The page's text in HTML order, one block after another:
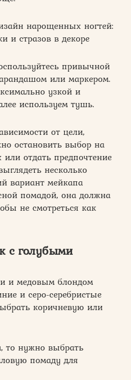
нарощенных ногтей:
и стразов в декоре
привычной
или маркером.
узкой и
используем тушь.
от цели,
остановить выбор на
отдать предпочтение
несколько
вариант мейкапа
помадой, она должна
не смотреться как
с голубыми
и медовым блондом
и серо-серебристые
коричневую или
то нужно выбрать
помаду для